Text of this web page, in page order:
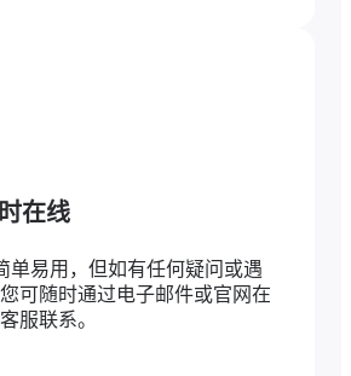
在线
单易用，但如有任何疑问或遇
可随时通过电子邮件或官网在
服联系。